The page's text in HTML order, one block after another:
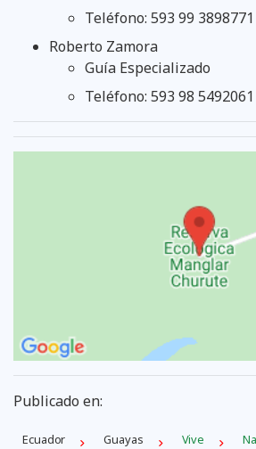
Teléfono: 593 99 3898771
Roberto Zamora
Guía Especializado
Teléfono: 593 98 5492061
Publicado en:
Ecuador Guayas Vive